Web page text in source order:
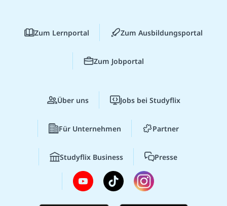
Zum Lernportal Zum Ausbildungsportal
Zum Jobportal
Über uns Jobs bei Studyflix
Für Unternehmen Partner
Studyflix Business Presse